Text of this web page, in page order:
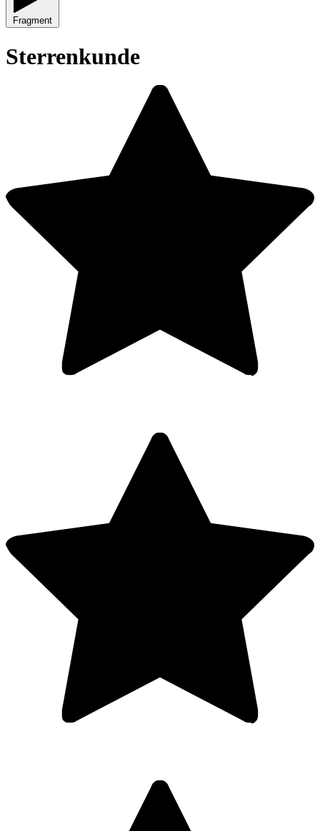
Fragment
Sterrenkunde